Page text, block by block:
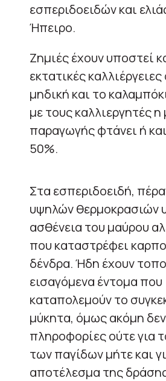
εσπεριδοειδών και
Ήπειρο.
Ζημιές έχουν υποστεί
εκτατικές
μηδική και το
με τους καλλιεργητές
παραγωγής φτάνει ή
50%.
Στα εσπεριδοειδή,
υψηλών θερμοκρασιών
ασθένεια του μαύρου
που καταστρέφει
δένδρα. Ήδη έχουν
εισαγόμενα έντομα που
καταπολεμούν το
μύκητα, όμως ακόμη
πληροφορίες ούτε για
των παγίδων μήτε και
αποτέλεσμα της